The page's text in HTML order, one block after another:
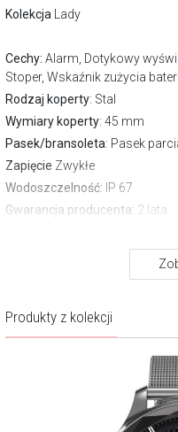
Kolekcja
Lady
Cechy: Alarm, Dotykowy
Stoper, Wskaźnik zużycia
Rodzaj koperty: Stal
Wymiary koperty: 45 mm
Pasek/bransoleta: Pasek
Zapięcie Zwykłe
Wodoszczelność: IP 67
Gwarancja producenta: 2 lata
do
Rozdzielczość ekranu:
Tak
Produkty z kolekcji